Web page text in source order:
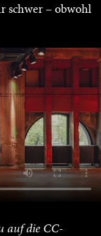
schwer – obwohl
auf die CC-